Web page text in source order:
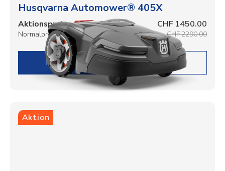
Husqvarna Automower® 405X
Aktionspreis CHF 1450.00
Normalpreis CHF 2290.00
DETAILS
Aktion